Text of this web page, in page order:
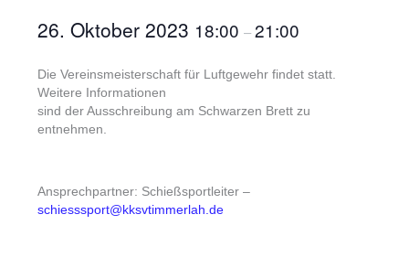
26. Oktober 2023 18:00–21:00
Die Vereinsmeisterschaft für Luftgewehr findet statt.
Weitere Informationen
sind der Ausschreibung am Schwarzen Brett zu
entnehmen.
Ansprechpartner: Schießsportleiter –
schiesssport@kksvtimmerlah.de